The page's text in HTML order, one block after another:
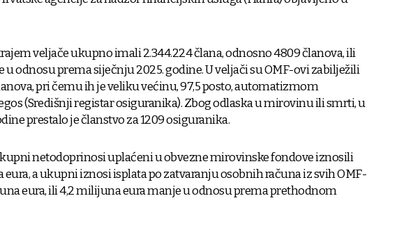
veljače ukupno imali 2.344.224 člana, odnosno 4809 članova, ili
u odnosu prema siječnju 2025. godine. U veljači su OMF-ovi zabilježili
pri čemu ih je veliku većinu, 97,5 posto, automatizmom
(Središnji registar osiguranika). Zbog odlaska u mirovinu ili smrti, u
prestalo je članstvo za 1209 osiguranika.
netodoprinosi uplaćeni u obvezne mirovinske fondove iznosili
eura, a ukupni iznosi isplata po zatvaranju osobnih računa iz svih OMF-
eura, ili 4,2 milijuna eura manje u odnosu prema prethodnom